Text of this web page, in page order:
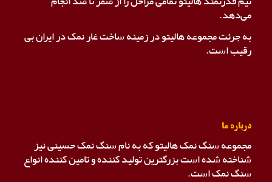
می‌دهد.
به جرئت مجموعه هالیتو در زمینه ساخت غار نمک در ایران بی
رقیب است.
درباره ما
مجموعه سنگ نمک هالیتو که به نام سنگ نمک حسینی نیز
شناخته شده است بزرگترین تولید کننده و تامین کننده انواع
سنگ نمک است.